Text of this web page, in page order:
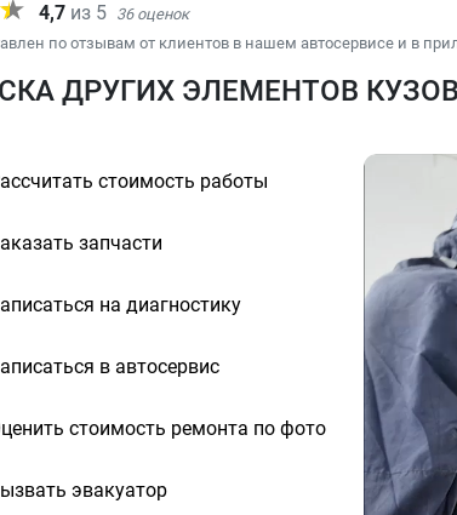
4,7 из 5 36оценок
по отзывам от клиентов в нашем автосервисе и в
ДРУГИХ ЭЛЕМЕНТОВ
стоимость работы
запчасти
на диагностику
в автосервис
стоимость ремонта по фото
эвакуатор